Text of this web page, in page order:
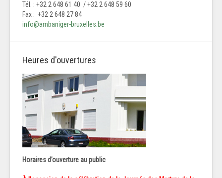
Tél. : +32 2 648 61 40 / +32 2 648 59 60
Fax : +32 2 648 27 84
info@ambaniger-bruxelles.be
Heures d'ouvertures
Horaires d’ouverture au public